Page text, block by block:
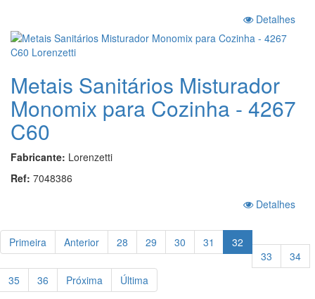
Detalhes
Metais Sanitários Misturador
Monomix para Cozinha - 4267
C60
Fabricante: Lorenzetti
Ref: 7048386
Detalhes
Primeira Anterior 28 29 30 31
32
33
34
35
36 Próxima Última